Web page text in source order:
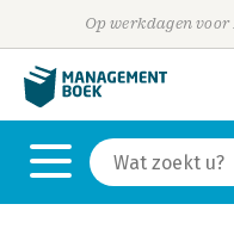
Op werkdagen